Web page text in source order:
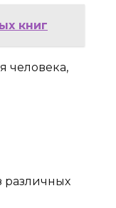
книг
человека,
различных